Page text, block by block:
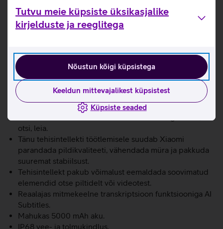
Tutvu meie küpsiste üksikasjalike
kirjelduste ja reeglitega
Nõustun kõigi küpsistega
Keeldun mittevajalikest küpsistest
Küpsiste seaded
Leica kaamerasüsteem viib pildistamise uuele tasemele.
Võimsust tagab MediaTek Dimensity 8300-Ultra
kiibistik.
AMOLED ekraan.
Kaks pildiprofiili – Leica Authentic Look ja Leica
Vibrant Look. Leica Autentic Look profiiliga säilitab pilt
tugevad kontrastid, seevastu Leica Vibrant Look
profiiliga jäävad värvid piltidel erksad, kuid samal ajal
otsi, leia.
Tänu tehisintellekti töötlemisele suudab Xiaomi
parandada pildikvaliteeti, vähendada müra ja pakkuda
suuremat stabiilsust.
Tehisintellekt pakub võimalust eemaldada soovimatud
elemendid otse piltidelt või videotest.
Reaalajas mitmekeelne transkriptsioon funktsiooniga AI
Subtitles.
Mahukas 5000 mAh aku.
IP68 vee- ja tolmukindlus.